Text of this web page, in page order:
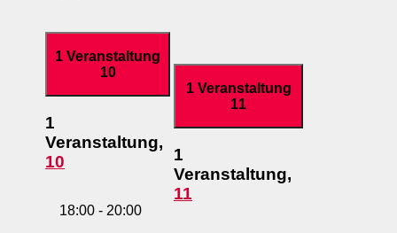
1 Veranstaltung
10
1
Veranstaltung,
10
18:00 - 20:00
1 Veranstaltung
11
1
Veranstaltung,
11